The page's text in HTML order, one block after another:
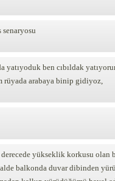
ben cıbıldak
rüyada arabaya binip gidiyoz,
yükseklik korkusu
balkonda duvar dibinden